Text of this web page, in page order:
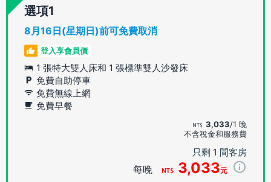
選項
8月16日(星期日)前可免費取消
登入享會員價
1 張特大雙人床和 1 張標準雙人沙發床
免費自助停車
免費無線上網
免費早餐
3,033/1 晚
不含稅金和服務費
只剩 1 間客房
每晚 3,033元